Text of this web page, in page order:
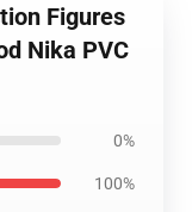
Figures
Nika PVC
0%
100%